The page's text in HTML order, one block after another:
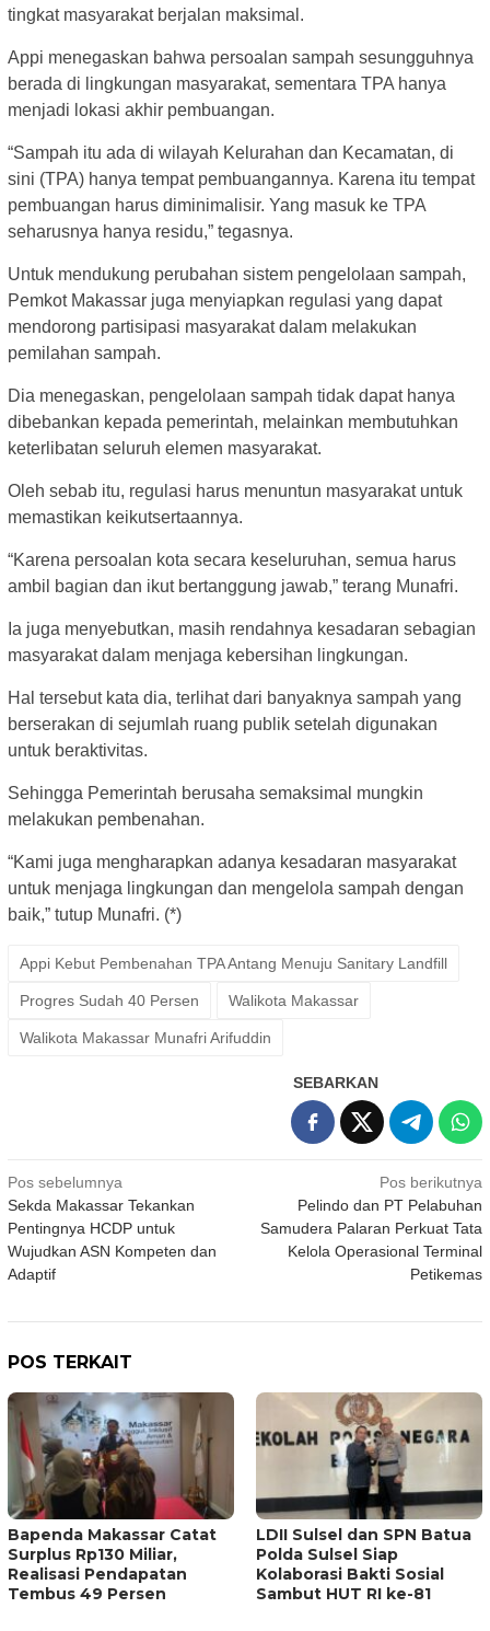
tingkat masyarakat berjalan maksimal.
Appi menegaskan bahwa persoalan sampah sesungguhnya
berada di lingkungan masyarakat, sementara TPA hanya
menjadi lokasi akhir pembuangan.
“Sampah itu ada di wilayah Kelurahan dan Kecamatan, di
sini (TPA) hanya tempat pembuangannya. Karena itu tempat
pembuangan harus diminimalisir. Yang masuk ke TPA
seharusnya hanya residu,” tegasnya.
Untuk mendukung perubahan sistem pengelolaan sampah,
Pemkot Makassar juga menyiapkan regulasi yang dapat
mendorong partisipasi masyarakat dalam melakukan
pemilahan sampah.
Dia menegaskan, pengelolaan sampah tidak dapat hanya
dibebankan kepada pemerintah, melainkan membutuhkan
keterlibatan seluruh elemen masyarakat.
Oleh sebab itu, regulasi harus menuntun masyarakat untuk
memastikan keikutsertaannya.
“Karena persoalan kota secara keseluruhan, semua harus
ambil bagian dan ikut bertanggung jawab,” terang Munafri.
Ia juga menyebutkan, masih rendahnya kesadaran sebagian
masyarakat dalam menjaga kebersihan lingkungan.
Hal tersebut kata dia, terlihat dari banyaknya sampah yang
berserakan di sejumlah ruang publik setelah digunakan
untuk beraktivitas.
Sehingga Pemerintah berusaha semaksimal mungkin
melakukan pembenahan.
“Kami juga mengharapkan adanya kesadaran masyarakat
untuk menjaga lingkungan dan mengelola sampah dengan
baik,” tutup Munafri. (*)
Appi Kebut Pembenahan TPA Antang Menuju Sanitary Landfill
Progres Sudah 40 Persen Walikota Makassar
Walikota Makassar Munafri Arifuddin
SEBARKAN
Navigasi
pos
Pos sebelumnya
Sekda Makassar Tekankan
Pentingnya HCDP untuk
Wujudkan ASN Kompeten dan
Adaptif
Pos berikutnya
Pelindo dan PT Pelabuhan
Samudera Palaran Perkuat Tata
Kelola Operasional Terminal
Petikemas
POS TERKAIT
Bapenda Makassar Catat
Surplus Rp130 Miliar,
Realisasi Pendapatan
Tembus 49 Persen
LDII Sulsel dan SPN Batua
Polda Sulsel Siap
Kolaborasi Bakti Sosial
Sambut HUT RI ke-81